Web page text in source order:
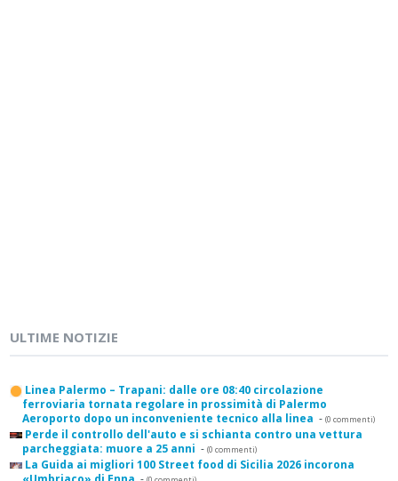
ULTIME NOTIZIE
Linea Palermo – Trapani: dalle ore 08:40 circolazione
ferroviaria tornata regolare in prossimità di Palermo
Aeroporto dopo un inconveniente tecnico alla linea - (0 commenti)
Perde il controllo dell'auto e si schianta contro una vettura
parcheggiata: muore a 25 anni - (0 commenti)
La Guida ai migliori 100 Street food di Sicilia 2026 incorona